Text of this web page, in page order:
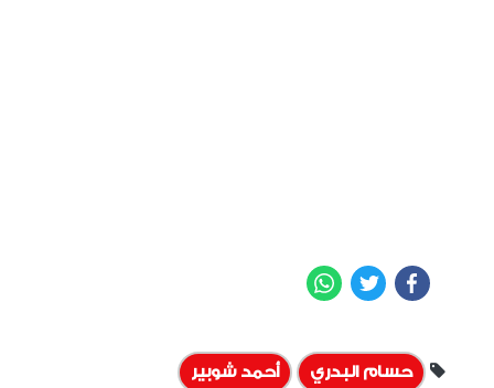
Facebook
Twitter
حسام البدري أحمد شوبير